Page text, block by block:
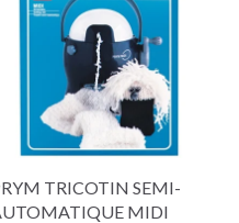
TRICOTIN SEMI-
MIDI